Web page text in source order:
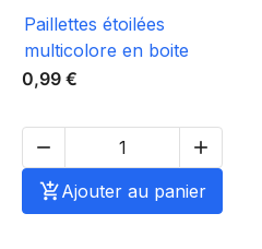
Paillettes étoilées
multicolore en boite
0,99 €


Ajouter au panier